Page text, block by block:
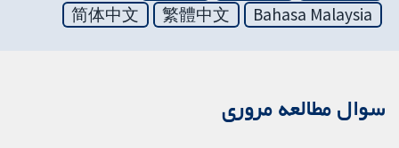
Bahasa Malaysia
繁體中文
简体中文
سوال مطالعه مروری